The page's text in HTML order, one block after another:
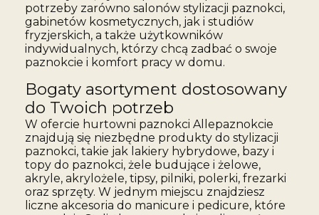
potrzeby zarówno salonów stylizacji paznokci,
gabinetów kosmetycznych, jak i studiów
fryzjerskich, a także użytkowników
indywidualnych, którzy chcą zadbać o swoje
paznokcie i komfort pracy w domu.
Bogaty asortyment dostosowany
do Twoich potrzeb
W ofercie hurtowni paznokci Allepaznokcie
znajdują się niezbędne produkty do stylizacji
paznokci, takie jak lakiery hybrydowe, bazy i
topy do paznokci, żele budujące i żelowe,
akryle, akrylożele, tipsy, pilniki, polerki, frezarki
oraz sprzęty. W jednym miejscu znajdziesz
liczne akcesoria do manicure i pedicure, które